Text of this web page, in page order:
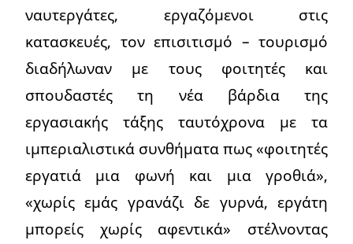
ναυτεργάτες, εργαζόμενοι στις
κατασκευές, τον επισιτισμό – τουρισμό
διαδήλωναν με τους φοιτητές και
σπουδαστές τη νέα βάρδια της
εργασιακής τάξης ταυτόχρονα με τα
ιμπεριαλιστικά συνθήματα πως «φοιτητές
εργατιά μια φωνή και μια γροθιά»,
«χωρίς εμάς γρανάζι δε γυρνά, εργάτη
μπορείς χωρίς αφεντικά» στέλνοντας